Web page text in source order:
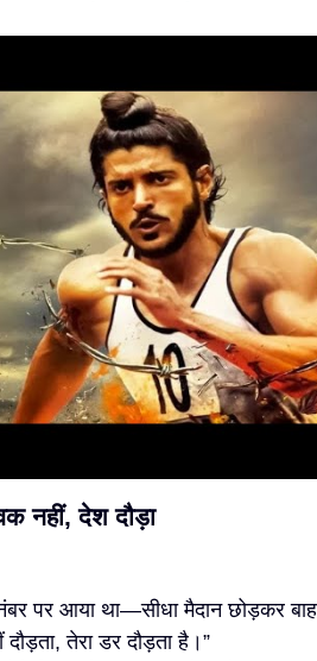
नहीं, देश दौड़ा
पर आया था—सीधा मैदान छोड़कर
तेरा डर दौड़ता है।”